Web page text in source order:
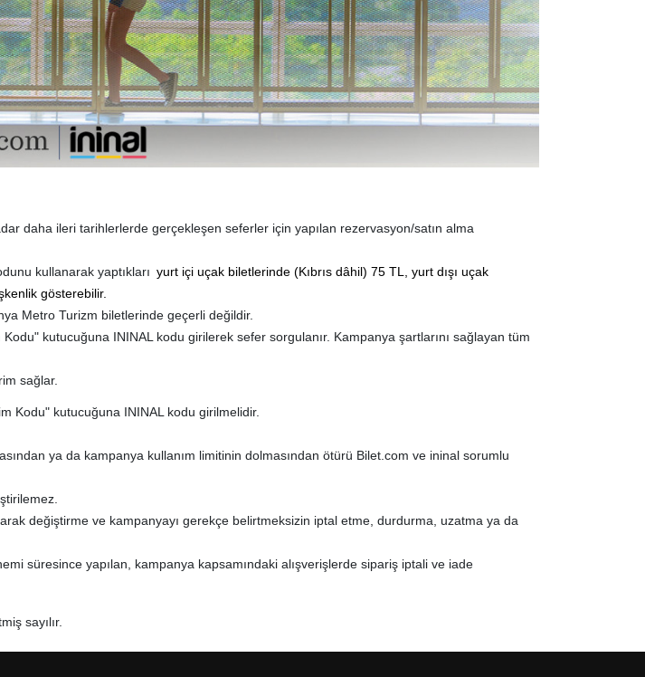
daha ileri tarihlerlerde gerçekleşen seferler için yapılan rezervasyon/satın alma
kullanarak yaptıkları yurt içi uçak biletlerinde (Kıbrıs dâhil) 75 TL, yurt dışı uçak
gösterebilir.
Metro Turizm biletlerinde geçerli değildir.
kutucuğuna ININAL kodu girilerek sefer sorgulanır. Kampanya şartlarını sağlayan tüm
sağlar.
Kodu" kutucuğuna ININAL kodu girilmelidir.
ya da kampanya kullanım limitinin dolmasından ötürü Bilet.com ve ininal sorumlu
değiştirme ve kampanyayı gerekçe belirtmeksizin iptal etme, durdurma, uzatma ya da
süresince yapılan, kampanya kapsamındaki alışverişlerde sipariş iptali ve iade
sayılır.